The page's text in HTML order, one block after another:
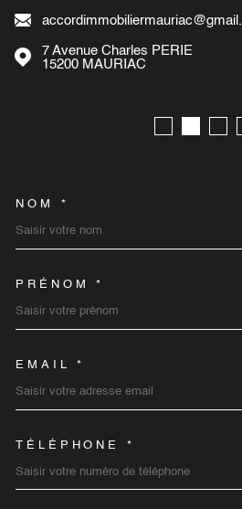
7 Avenue Charles PERIE
15200
MAURIAC
NOM *
PRÉNOM *
EMAIL *
TÉLÉPHONE *